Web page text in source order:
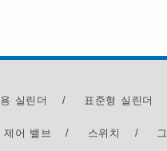
실린더 / 표준형 실린더
제어 밸브 / 스위치 /